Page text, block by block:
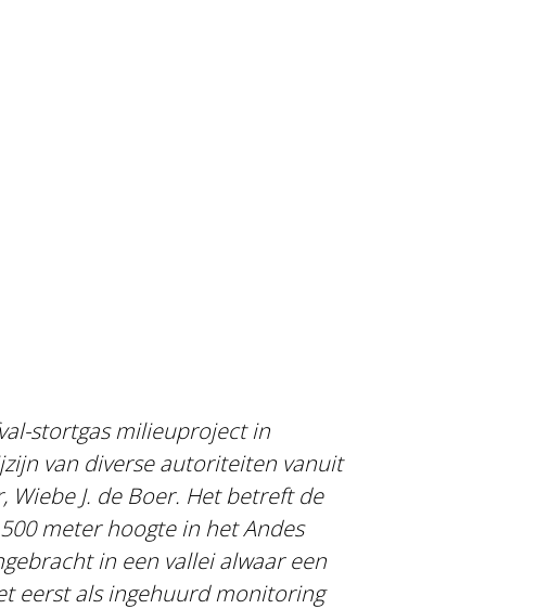
stortgas milieuproject in
van diverse autoriteiten vanuit
J. de Boer. Het betreft de
meter hoogte in het Andes
in een vallei alwaar een
eerst als ingehuurd monitoring